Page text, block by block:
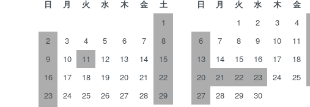
日 月 火 水 木 金
土
1
2
3 4 5 6 7
8
9
10 11 12 13 14
15
16
17 18 19 20 21
22
23
24 25 26 27 28
29
日 月 火 水 木 金
1
2 3 4
6
7 8 9 10 11
13
14 15 16 17 18
20
21 22 23 24 25
27
28 29 30